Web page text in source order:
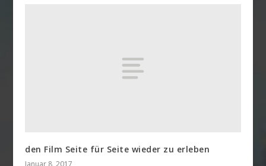
den Film Seite für Seite wieder zu erleben